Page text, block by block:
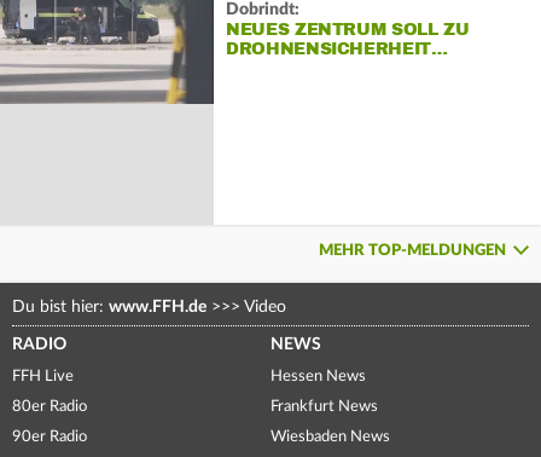
Dobrindt:
NEUES ZENTRUM SOLL ZU
DROHNENSICHERHEIT…
MEHR TOP-MELDUNGEN
Du bist hier: www.FFH.de >>> Video
RADIO
FFH Live
80er Radio
90er Radio
NEWS
Hessen News
Frankfurt News
Wiesbaden News